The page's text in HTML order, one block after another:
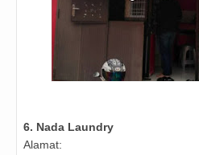
6. Nada Laundry
Alamat: